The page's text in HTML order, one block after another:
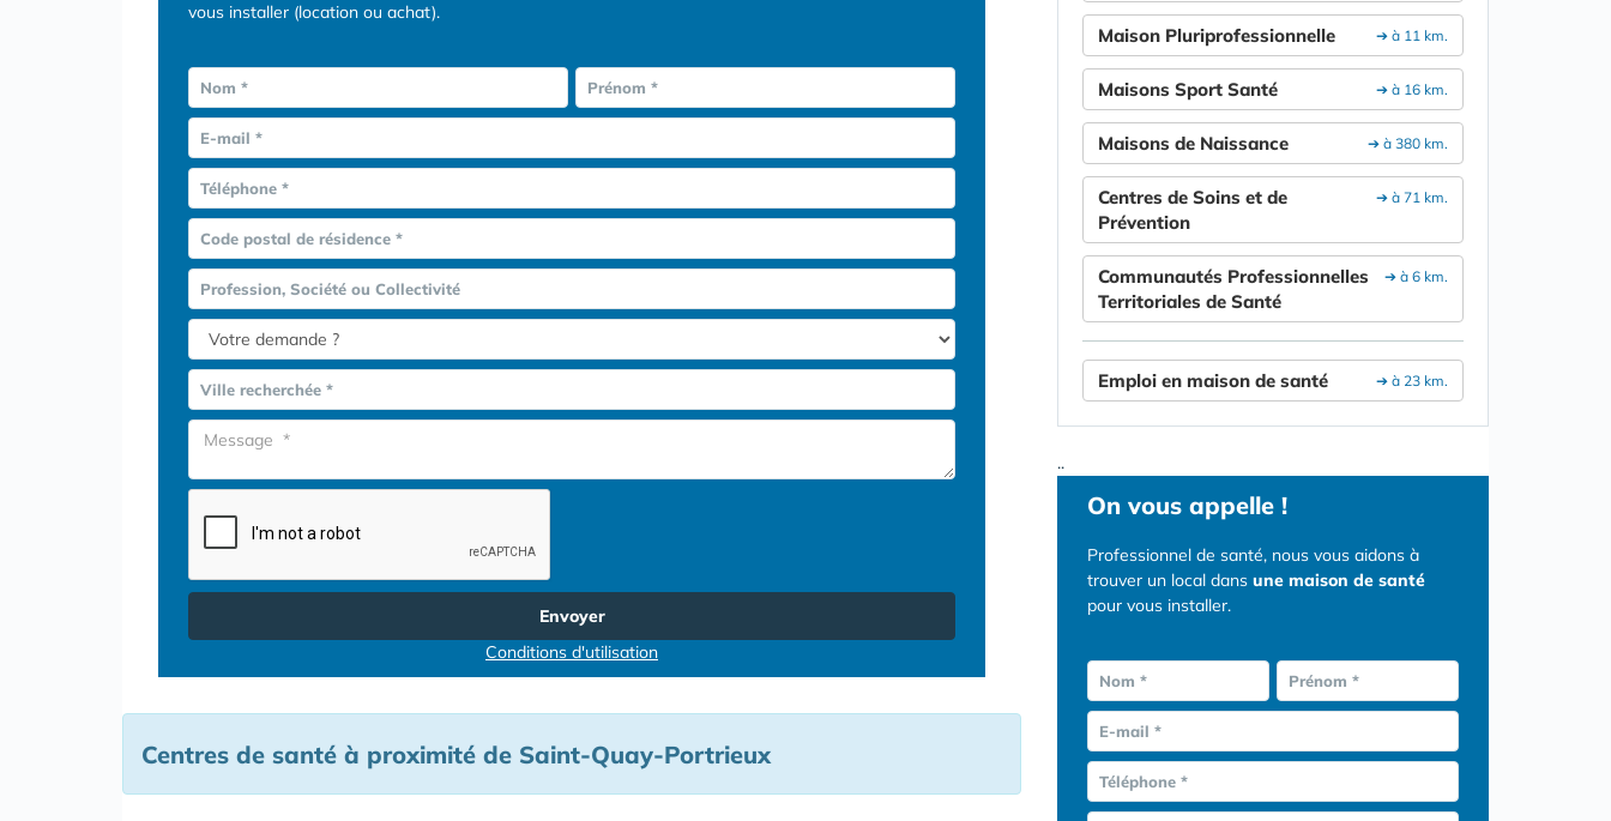
vous installer (location ou achat).
Nom * Prénom *
E-mail *
Téléphone *
Code postal de résidence *
Profession, Société ou Collectivité
Ville recherchée *
Envoyer
Conditions d'utilisation
Centres de santé à proximité de Saint-Quay-Portrieux
➔ à 11 km.
Maison Pluriprofessionnelle
➔ à 16 km.
Maisons Sport Santé
➔ à 380 km.
Maisons de Naissance
➔ à 71 km.
Centres de Soins et de
Prévention
➔ à 6 km.
Communautés Professionnelles
Territoriales de Santé
➔ à 23 km.
Emploi en maison de santé
..
On vous appelle !
Professionnel de santé, nous vous aidons à
trouver un local dans une maison de santé
pour vous installer.
Nom * Prénom *
E-mail *
Téléphone *